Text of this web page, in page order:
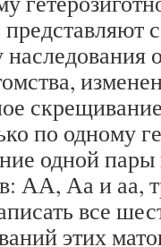
по одному
одной
АА, Аа и аа,
все
этих